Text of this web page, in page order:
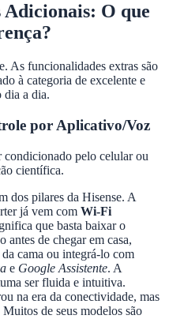
Adicionais: O que
As funcionalidades extras são
à categoria de excelente e
dia a dia.
por Aplicativo/Voz
pelo celular ou
científica.
dos pilares da Hisense. A
já vem com Wi-Fi
que basta baixar o
antes de chegar em casa,
cama ou integrá-lo com
e Google Assistente. A
ser fluida e intuitiva.
na era da conectividade, mas
de seus modelos são